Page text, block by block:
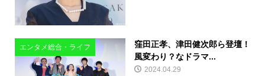
エンタメ総合・ライフ
窪田正孝、津田健次郎ら登壇！
風変わり？なドラマ...
2024.04.29